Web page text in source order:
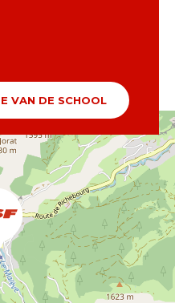
VAN DE SCHOOL